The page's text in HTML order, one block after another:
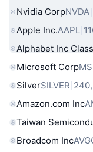
Nvidia CorpNVDA
Apple Inc.AAPL
Alphabet Inc
Microsoft Corp
SilverSILVER
Amazon.com Inc
Taiwan
Broadcom Inc